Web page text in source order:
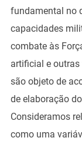
fundamental no
capacidades
combate às
artificial e
são objeto de
de elaboração
Consideramos
como uma